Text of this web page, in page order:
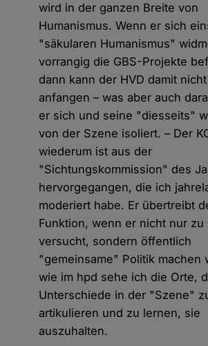
wird in der ganzen Breite von
Humanismus. Wenn er sich
"säkularen Humanismus"
vorrangig die GBS-Projekte
dann kann der HVD damit
anfangen – was aber auch
er sich und seine "diesseits"
von der Szene isoliert. – Der
wiederum ist aus der
"Sichtungskommission" des
hervorgegangen, die ich
moderiert habe. Er übertreibt
Funktion, wenn er nicht nur zu
versucht, sondern öffentlich
"gemeinsame" Politik machen
wie im hpd sehe ich die Orte,
Unterschiede in der "Szene"
artikulieren und zu lernen, sie
auszuhalten.